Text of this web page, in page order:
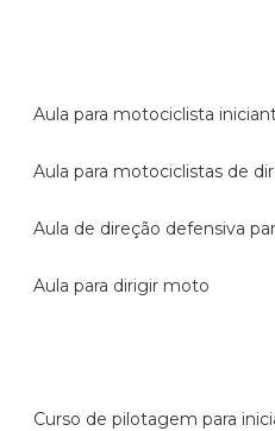
aula para motociclista
aula para motociclistas de
aula de direção defensiva
aula para dirigir moto
curso de pilotagem para